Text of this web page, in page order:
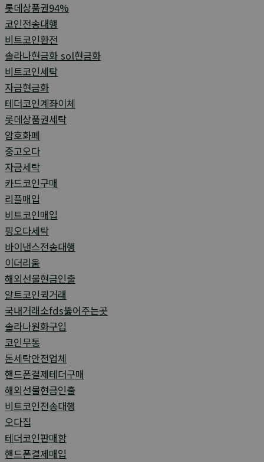
롯데상품권94%
코인전송대행
비트코인환전
솔라나현금화 sol현금화
비트코인세탁
자금현금화
테더코인계좌이체
롯데상품권세탁
암호화폐
중고오다
자금세탁
카드코인구매
리플매입
비트코인매입
핑오다세탁
바이낸스전송대행
이더리움
해외선물현금인출
알트코인퀵거래
국내거래소fds뚫어주는곳
솔라나원화구입
코인무통
돈세탁안전업체
핸드폰결제테더구매
해외선물현금인출
비트코인전송대행
오다집
테더코인판매함
핸드폰결제매입